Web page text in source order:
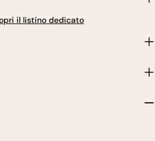
il listino dedicato